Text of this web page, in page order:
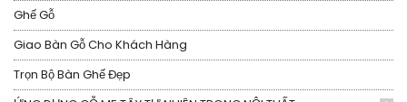
Ghế Gỗ
Giao Bàn Gỗ Cho Khách Hàng
Trọn Bộ Bàn Ghế Đẹp